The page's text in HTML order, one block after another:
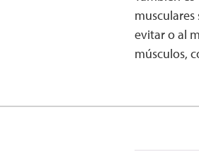
evitar o al
músculos,